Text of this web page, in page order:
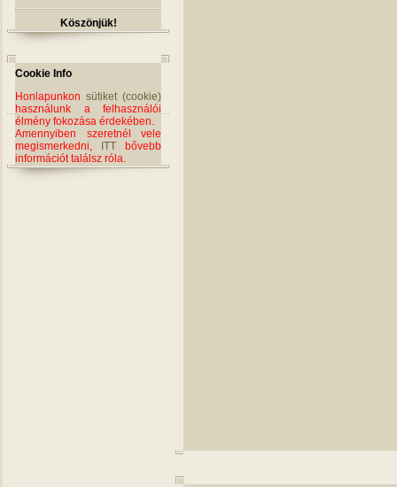
Köszönjük!
Cookie Info
Honlapunkon sütiket (cookie)
használunk a felhasználói
élmény fokozása érdekében.
Amennyiben szeretnél vele
megismerkedni,
ITT bővebb
információt találsz róla.